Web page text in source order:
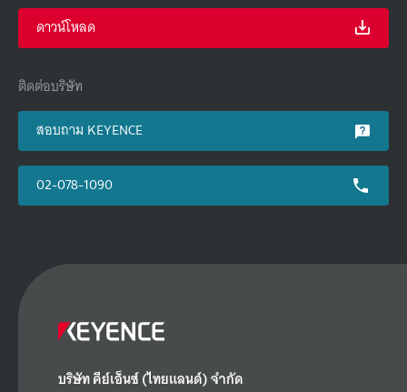
ดาวน์โหลด
ติดต่อบริษัท
สอบถาม KEYENCE
02-078-1090
บริษัท คีย์เอ็นซ์ (ไทยแลนด์) จำกัด